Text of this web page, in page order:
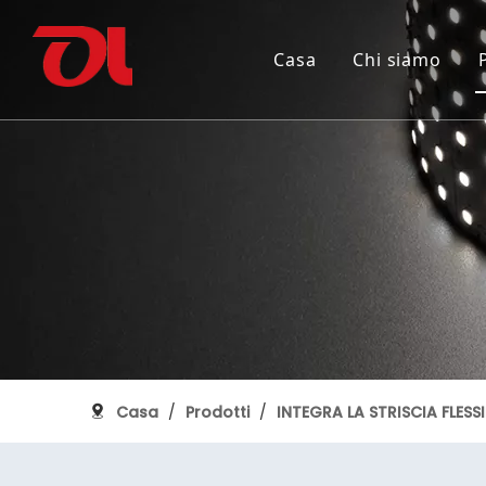
Casa Chi siamo
Casa / Prodotti / INTEGRA LA STRISCIA